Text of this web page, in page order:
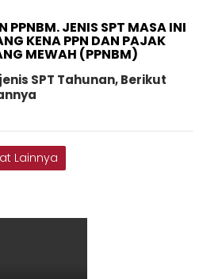
PPNBM. JENIS SPT MASA INI
KENA PPN DAN PAJAK
MEWAH (PPNBM)
SPT Tahunan, Berikut
Lainnya